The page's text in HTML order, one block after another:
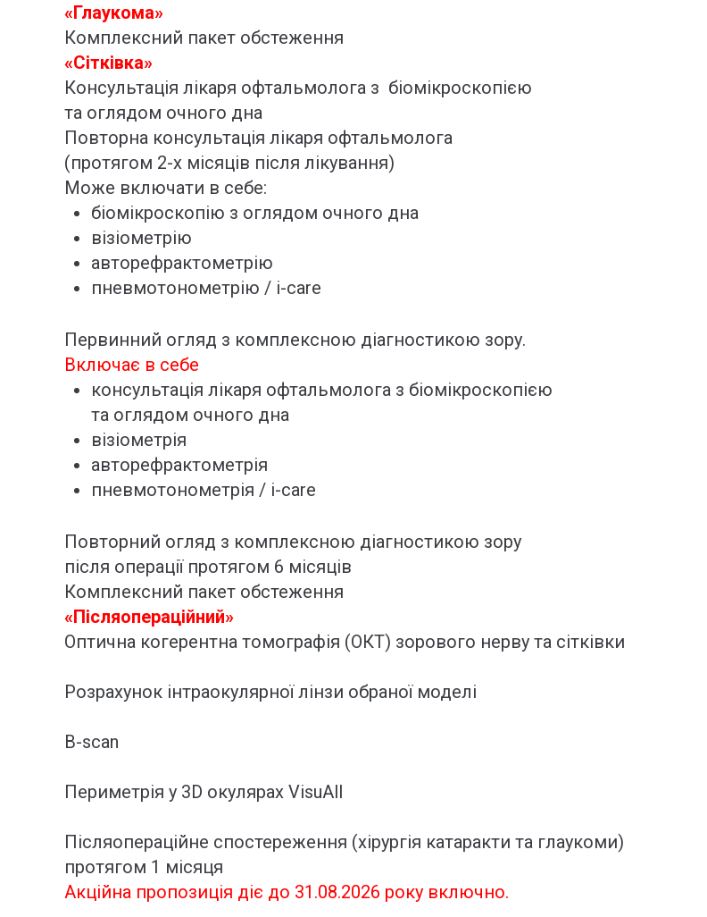
«Глаукома»
Комплексний пакет обстеження
«Сітківка»
Консультація лікаря офтальмолога з біомікроскопією
та оглядом очного дна
Повторна консультація лікаря офтальмолога
(протягом 2-х місяців після лікування)
Може включати в себе:
біомікроскопію з оглядом очного дна
візіометрію
авторефрактометрію
пневмотонометрію / i-care
Первинний огляд з комплексною діагностикою зору.
Включає в себе
консультація лікаря офтальмолога з біомікроскопією
та оглядом очного дна
візіометрія
авторефрактометрія
пневмотонометрія / i-care
Повторний огляд з комплексною діагностикою зору
після операції протягом 6 місяців
Комплексний пакет обстеження
«Післяопераційний»
Оптична когерентна томографія (ОКТ) зорового нерву та сітківки
Розрахунок інтраокулярної лінзи обраної моделі
B-scan
Периметрія у 3D окулярах VisuAll
Післяопераційне спостереження (хірургія катаракти та глаукоми)
протягом 1 місяця
Акційна пропозиція діє до 31.08.2026 року включно.